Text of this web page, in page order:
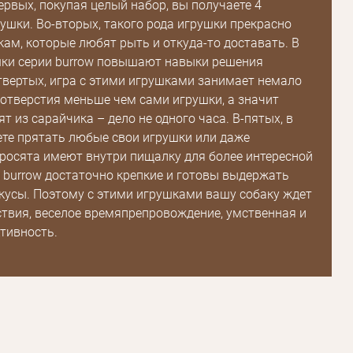
покупая целый набор, вы получаете 4
Во-вторых, такого рода игрушки прекрасно
которые любят рыть и откуда-то доставать. В
серии burrow повышают навыки решения
игра с этими игрушками занимает немало
меньше чем сами игрушки, а значит
из сарайчика – дело не одного часа. В-пятых, в
прятать любые свои игрушки или даже
имеют внутри пищалку для более интересной
достаточно крепкие и готовы выдержать
Поэтому с этими игрушками вашу собаку ждет
веселое времяпрепровождение, умственная и
Зарегистрироваться